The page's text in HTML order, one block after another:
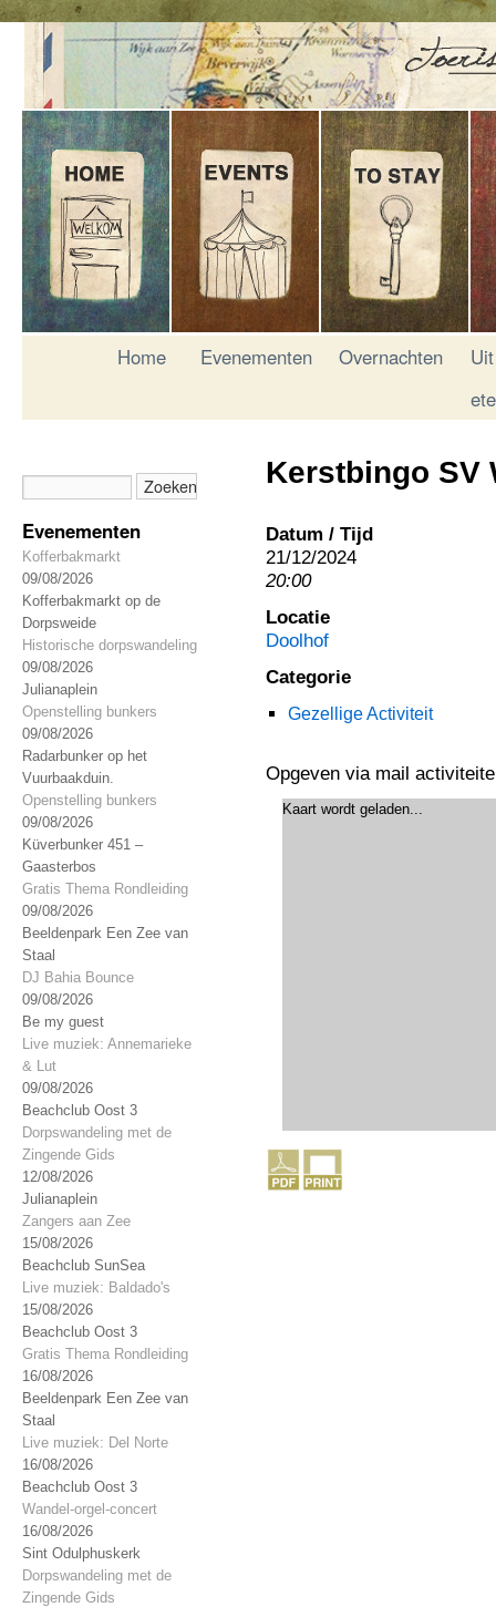
Home Evenementen Overnachten
Uit
Evenementen
Kofferbakmarkt
09/08/2026
Kofferbakmarkt op de
Dorpsweide
Historische dorpswandeling
09/08/2026
Julianaplein
Openstelling bunkers
09/08/2026
Radarbunker op het
Vuurbaakduin.
Openstelling bunkers
09/08/2026
Küverbunker 451 –
Gaasterbos
Gratis Thema Rondleiding
09/08/2026
Beeldenpark Een Zee van
Staal
DJ Bahia Bounce
09/08/2026
Be my guest
Live muziek: Annemarieke
& Lut
09/08/2026
Beachclub Oost 3
Dorpswandeling met de
Zingende Gids
12/08/2026
Julianaplein
Zangers aan Zee
15/08/2026
Beachclub SunSea
Live muziek: Baldado's
15/08/2026
Beachclub Oost 3
Gratis Thema Rondleiding
16/08/2026
Beeldenpark Een Zee van
Staal
Live muziek: Del Norte
16/08/2026
Beachclub Oost 3
Wandel-orgel-concert
16/08/2026
Sint Odulphuskerk
Dorpswandeling met de
Zingende Gids
Kerstbingo SV
Datum / Tijd
21/12/2024
20:00
Locatie
Doolhof
Categorie
Gezellige Activiteit
Opgeven via mail
Kaart wordt geladen...